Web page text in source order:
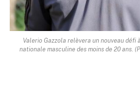
Valerio Gazzola relèvera un nouveau défi
nationale masculine des moins de 20 ans.